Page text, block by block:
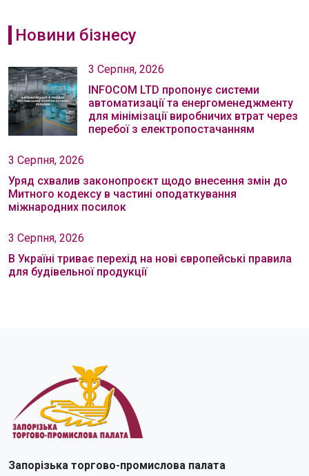
Новини бізнесу
3 Серпня, 2026
INFOCOM LTD пропонує системи
автоматизації та енергоменеджменту
для мінімізації виробничих втрат через
перебої з електропостачанням
3 Серпня, 2026
Уряд схвалив законопроєкт щодо внесення змін до
Митного кодексу в частині оподаткування
міжнародних посилок
3 Серпня, 2026
В Україні триває перехід на нові європейські правила
для будівельної продукції
Запорізька торгово-промислова палата